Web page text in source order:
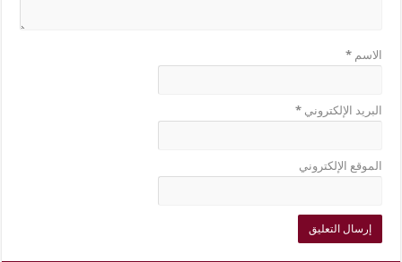
الاسم*
البريد الإلكتروني*
الموقع الإلكتروني